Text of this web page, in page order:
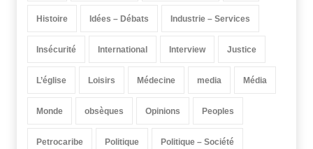
Histoire Idées – Débats Industrie – Services
Insécurité International Interview Justice
L’église Loisirs Médecine media Média
Monde obsèques Opinions Peoples
Petrocaribe Politique Politique – Société